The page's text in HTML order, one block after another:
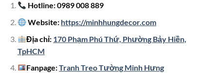
Hotline: 0989 008 889
Website: https://minhhungdecor.com
Địa chỉ: 170 Phạm Phú Thứ, Phường Bảy Hiền,
TpHCM
Fanpage:Tranh Treo Tường Minh Hưng